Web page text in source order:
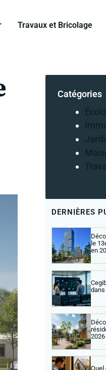
Travaux et Bricolage
Catégories
DERNIÈRES
le
en
2026
Quel